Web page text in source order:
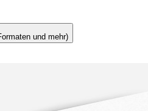
und mehr)